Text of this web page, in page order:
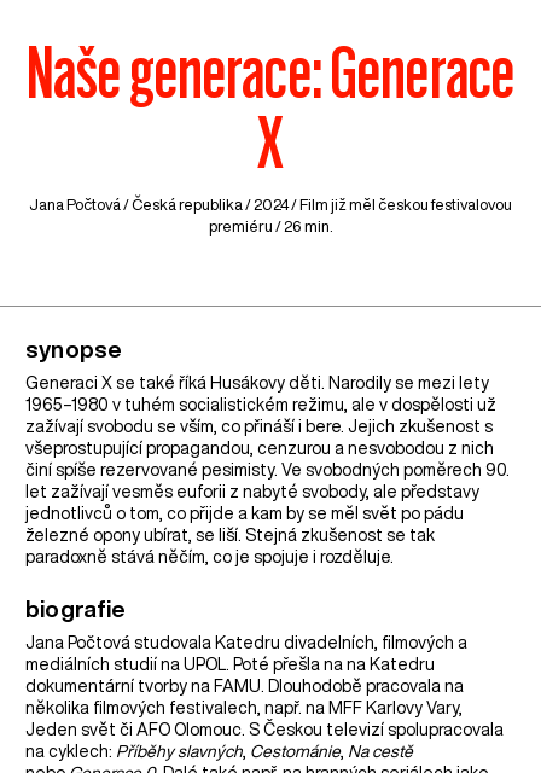
Naše generace: Generace
X
Jana Počtová /Česká republika / 2024 / Film již měl českou festivalovou
premiéru / 26 min.
synopse
Generaci X se také říká Husákovy děti. Narodily se mezi lety
1965–1980 v tuhém socialistickém režimu, ale v dospělosti už
zažívají svobodu se vším, co přináší i bere. Jejich zkušenost s
všeprostupující propagandou, cenzurou a nesvobodou z nich
činí spíše rezervované pesimisty. Ve svobodných poměrech 90.
let zažívají vesměs euforii z nabyté svobody, ale představy
jednotlivců o tom, co přijde a kam by se měl svět po pádu
železné opony ubírat, se liší. Stejná zkušenost se tak
paradoxně stává něčím, co je spojuje i rozděluje.
biografie
Jana Počtová studovala Katedru divadelních, filmových a
mediálních studií na UPOL. Poté přešla na na Katedru
dokumentární tvorby na FAMU. Dlouhodobě pracovala na
několika filmových festivalech, např. na MFF Karlovy Vary,
Jeden svět či AFO Olomouc. S Českou televizí spolupracovala
na cyklech: Příběhy slavných Cestománie, Na cestě